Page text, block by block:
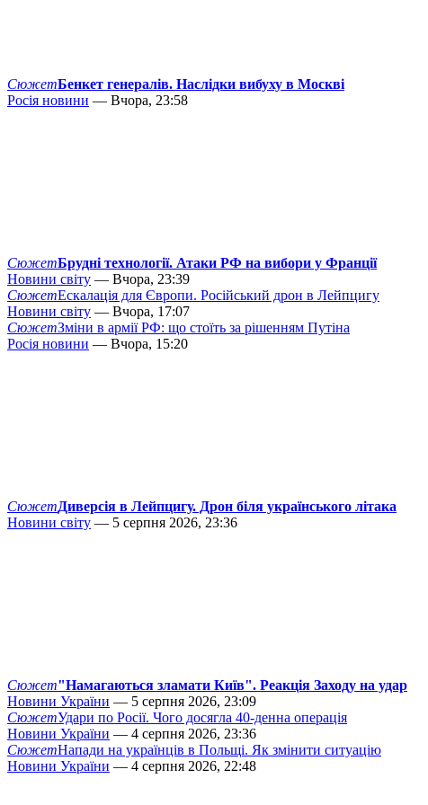
СюжетБенкет генералів. Наслідки вибуху в Москві
Росія новини — Вчора, 23:58
СюжетБрудні технології. Атаки РФ на вибори у Франції
Новини світу — Вчора, 23:39
СюжетЕскалація для Європи. Російський дрон в Лейпцигу
Новини світу — Вчора, 17:07
СюжетЗміни в армії РФ: що стоїть за рішенням Путіна
Росія новини — Вчора, 15:20
СюжетДиверсія в Лейпцигу. Дрон біля українського літака
Новини світу — 5 серпня 2026, 23:36
Сюжет"Намагаються зламати Київ". Реакція Заходу на удар
Новини України — 5 серпня 2026, 23:09
СюжетУдари по Росії. Чого досягла 40-денна операція
Новини України — 4 серпня 2026, 23:36
СюжетНапади на українців в Польщі. Як змінити ситуацію
Новини України — 4 серпня 2026, 22:48